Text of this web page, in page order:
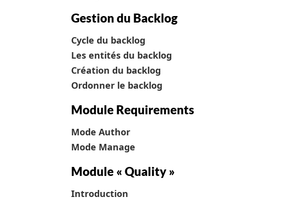
Gestion du Backlog
Cycle du backlog
Les entités du backlog
Création du backlog
Ordonner le backlog
Module Requirements
Mode Author
Mode Manage
Module « Quality »
Introduction